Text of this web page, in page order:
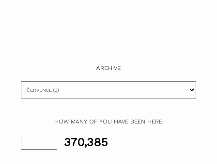
ARCHIVE
HOW MANY OF YOU HAVE BEEN HERE
370,385